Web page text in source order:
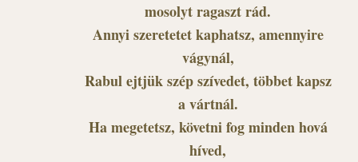
mosolyt ragaszt rád.
Annyi szeretetet kaphatsz, amennyire
vágynál,
Rabul ejtjük szép szívedet, többet kapsz
a vártnál.
Ha megetetsz, követni fog minden hová
híved,